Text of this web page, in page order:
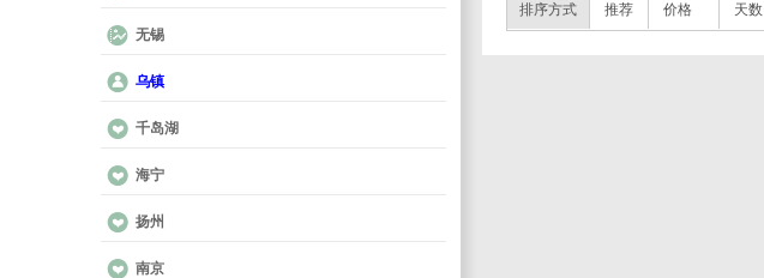
无锡
乌镇
千岛湖
海宁
扬州
南京
排序方式 推荐 价格 天数